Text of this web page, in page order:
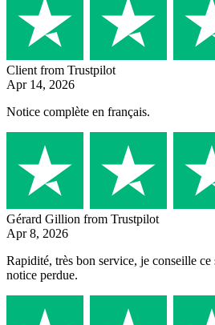
Client from Trustpilot
Apr 14, 2026
Notice complète en français.
Gérard Gillion from Trustpilot
Apr 8, 2026
Rapidité, très bon service, je conseille
notice perdue.